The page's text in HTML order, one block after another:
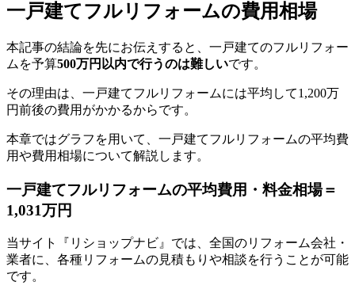
一戸建てフルリフォームの費用相場
本記事の結論を先にお伝えすると、一戸建てのフルリフォー
ムを予算500万円以内で行うのは難しいです。
その理由は、一戸建てフルリフォームには平均して1,200万
円前後の費用がかかるからです。
本章ではグラフを用いて、一戸建てフルリフォームの平均費
用や費用相場について解説します。
一戸建てフルリフォームの平均費用・料金相場＝
1,031万円
当サイト『リショップナビ』では、全国のリフォーム会社・
業者に、各種リフォームの見積もりや相談を行うことが可能
です。